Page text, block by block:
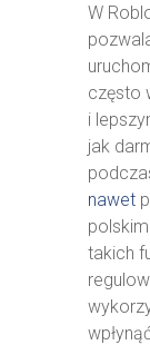
W
często
i
jak
nawet
takich